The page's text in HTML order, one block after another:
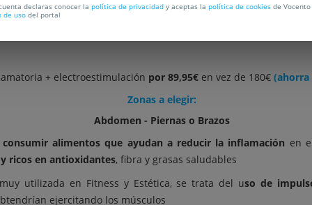
(personalizada) antinflamatoria combinada
+ electroestimulación por 89,95€ en vez de 180€ (ahorra
Zonas a elegir:
Abdomen - Piernas o Brazos
consumir alimentos que ayudan a reducir la inflamación en
ricos en antioxidantes, fibra y grasas saludables
utilizada en Fitness y Estética, se trata del uso de
ejercitando los músculos
declaras conocer la política de privacidad y aceptas la política de cookies de
de uso del portal